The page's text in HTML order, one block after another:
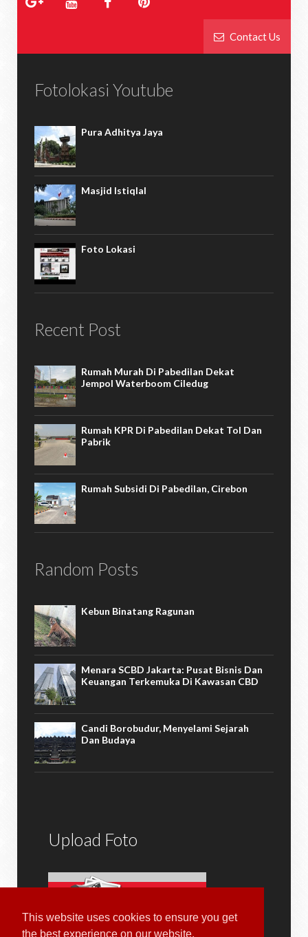
This website uses cookies to ensure you get
the best experience on our website.
Contact Us
Fotolokasi Youtube
Pura Adhitya Jaya
Masjid Istiqlal
Foto Lokasi
Recent Post
Rumah Murah Di Pabedilan Dekat
Jempol Waterboom Ciledug
Rumah KPR Di Pabedilan Dekat Tol Dan
Pabrik
Rumah Subsidi Di Pabedilan, Cirebon
Random Posts
Kebun Binatang Ragunan
Menara SCBD Jakarta: Pusat Bisnis Dan
Keuangan Terkemuka Di Kawasan CBD
Candi Borobudur, Menyelami Sejarah
Dan Budaya
Upload Foto